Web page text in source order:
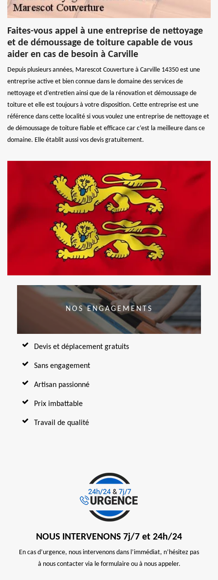
Faites-vous appel à une entreprise de nettoyage
et de démoussage de toiture capable de vous
aider en cas de besoin à Carville
Depuis plusieurs années, Marescot Couverture à Carville 14350 est une
entreprise active et bien connue dans le domaine des services de
nettoyage et d’entretien ainsi que de la rénovation et démoussage de
toiture et elle est toujours à votre disposition. Cette entreprise est une
référence dans cette localité si vous voulez une entreprise de nettoyage et
de démoussage de toiture fiable et efficace car c’est la meilleure dans ce
domaine. Elle établit aussi vos devis gratuitement.
NOS ENGAGEMENTS
Devis et déplacement gratuits
Sans engagement
Artisan passionné
Prix imbattable
Travail de qualité
NOUS INTERVENONS 7j/7 et 24h/24
En cas d’urgence, nous intervenons dans l’immédiat, n’hésitez pas
à nous contacter via le formulaire ou à nous appeler.